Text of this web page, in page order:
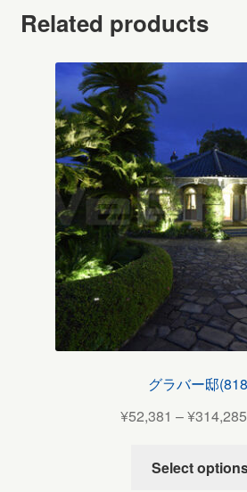
Related products
グラバー邸
¥52,381 –¥314,285
Select